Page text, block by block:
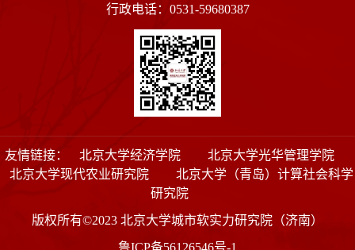
行政电话：0531-59680387
友情链接： 北京大学经济学院
北京大学光华管理学院
北京大学现代农业研究院
北京大学（青岛）计算社会科学
研究院
版权所有©2023 北京大学城市软实力研究院（济南）
鲁ICP备56126546号-1